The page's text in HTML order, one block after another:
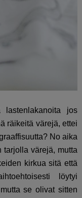
jos
räikeitä värejä, ettei
No aika
tarjolla värejä, mutta
kirkua sitä että
löytyi
se olivat sitten